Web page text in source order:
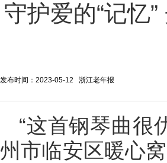
守护爱的“记忆
发布时间：2023-05-12 浙江老年报
“这首钢琴曲很
州市临安区暖心